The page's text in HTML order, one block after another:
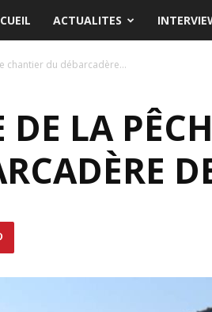
ACTUALITES
chantier du débarcadère...
LA